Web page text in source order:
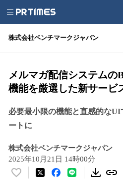
株式会社ベンチマークジャパン
メルマガ配信システムの
機能を厳選した新サービ
必要最小限の機能と直感的な
ートに
株式会社ベンチマークジャパン
2025年10月21日 14時00分
い